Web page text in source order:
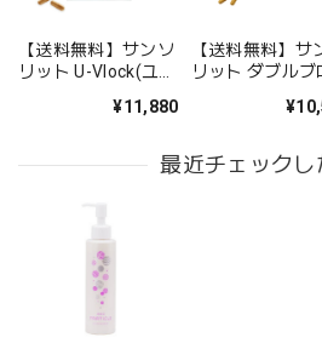
【送料無料】サンソ
リット U-Vlock(ユー
¥11,880
【送料無料】サ
リット ダブルブ
最近チェックし